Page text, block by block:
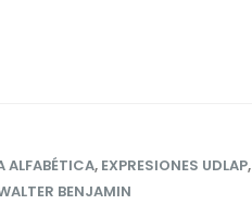
ALFABÉTICA, EXPRESIONES UDLAP,
BENJAMIN